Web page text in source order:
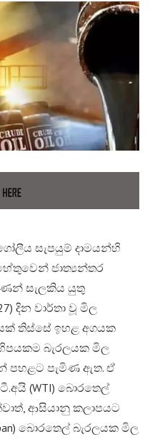
සැපයුම් දාමයන්හි
ජාත්‍යන්තර
සැලකිය යුතු
දින වාර්තා වූ මිල
තිස්සේ ඉහළ අගයක
බැරලයක මිල
පහළට පැමිණ ඇත. ඒ
(WTI) බොරතෙල්
ආසියානු කලාපයට
බොරතෙල් බැරලයක මිල